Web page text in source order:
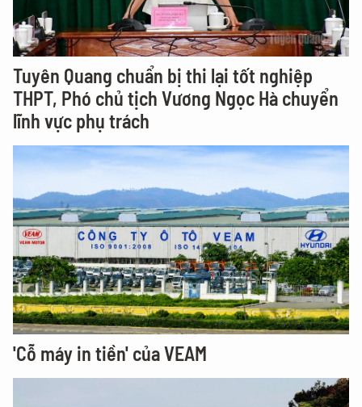
Tuyên Quang chuẩn bị thi lại tốt nghiệp
THPT, Phó chủ tịch Vương Ngọc Hà chuyển
lĩnh vực phụ trách
'Cỗ máy in tiền' của VEAM